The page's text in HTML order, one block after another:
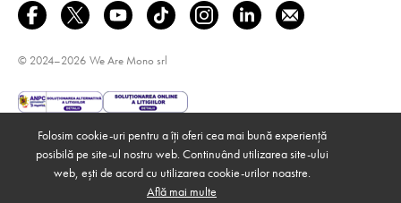
© 2024–2026 We Are Mono srl
Folosim cookie-uri pentru a îți oferi cea mai bună experiență
posibilă pe site-ul nostru web. Continuând utilizarea site-ului
web, ești de acord cu utilizarea cookie-urilor noastre.
Află mai multe